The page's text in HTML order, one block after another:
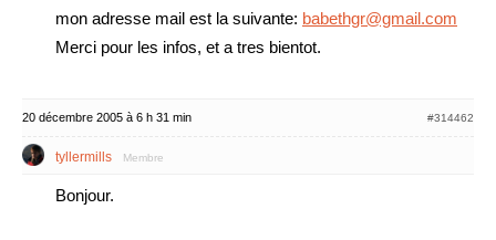
mon adresse mail est la suivante: babethgr@gmail.com
Merci pour les infos, et a tres bientot.
20 décembre 2005 à 6 h 31 min #314462
tyllermills Membre
Bonjour.